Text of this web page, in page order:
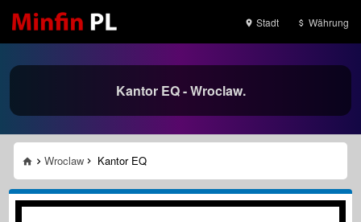
Stadt Währung
Kantor EQ - Wroclaw.
Wroclaw Kantor EQ